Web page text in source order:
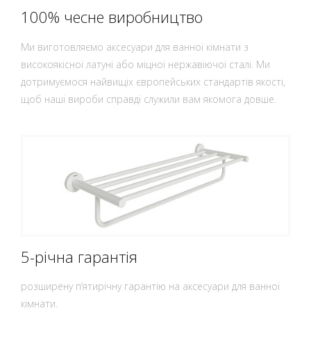
100% чесне виробництво
Ми виготовляємо аксесуари для ванної кімнати з
високоякісної латуні або міцної нержавіючої сталі. Ми
дотримуємося найвищіх європейських стандартів якості,
щоб наші вироби справді служили вам якомога довше.
5-річна гарантія
розширену п’ятирічну гарантію на аксесуари для ванної
кімнати.